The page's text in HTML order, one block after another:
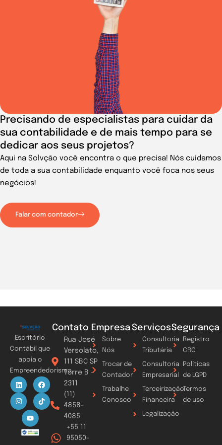
Precisando de especialistas para cuidar da
sua contabilidade e de mais tempo para se
dedicar aos seus projetos?
Aqui na Solvção você encontra o que precisa! Nós cuidamos
de toda a sua contabilidade enquanto você foca nos seus
negócios!
Falar com contador
Escritório
Contábil que
apoia o
Empreendedorismo
L
i
n
k
e
d
n
F
a
c
e
b
I
n
s
t
a
a
m
T
i
k
t
o
o
b
e
Contato
Rua José
Versolato,
111 SBC SP
Torre B -
2311
(11)
4858-
4085
+55 11
95050-
Empresa
Sobre
Nós
Trocar de
Contador
Trabalhe
Conosco
Serviços
Consultoria
Tributária
Consultoria
Empresarial
Terceirização
Financeira
Legalização
Segurança
Registro
CRC
Políticas
de LGPD
Termos
de uso